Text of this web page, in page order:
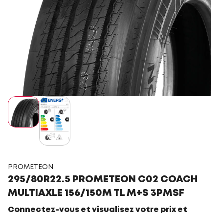
PROMETEON
295/80R22.5 PROMETEON C02 COACH
MULTIAXLE 156/150M TL M+S 3PMSF
Connectez-vous et visualisez votre prix et